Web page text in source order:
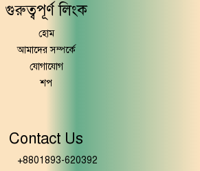
গুরুত্বপূর্ণ লিংক
হোম
আমাদের সম্পর্কে
যোগাযোগ
শপ
Contact Us
+8801893-620392